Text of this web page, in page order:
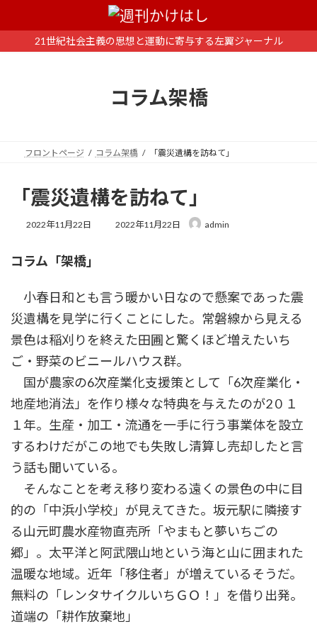
ン
ー
21世紀社会主義の思想と運動に寄与する左翼ジャーナル
コラム架橋
フロントページ コラム架橋 「震災遺構を訪ねて」
「震災遺構を訪ねて」
2022年11月22日
最
:
2022年11月22日 admin
コラム「架橋」
小春日和とも言う暖かい日なので懸案であった震
災遺構を見学に行くことにした。常磐線から見える
景色は稲刈りを終えた田圃と驚くほど増えたいち
ご・野菜のビニールハウス群。
国が農家の6次産業化支援策として「6次産業化・
地産地消法」を作り様々な特典を与えたのが2０１
１年。生産・加工・流通を一手に行う事業体を設立
するわけだがこの地でも失敗し清算し売却したと言
う話も聞いている。
そんなことを考え移り変わる遠くの景色の中に目
的の「中浜小学校」が見えてきた。坂元駅に隣接す
る山元町農水産物直売所「やまもと夢いちごの
郷」。太平洋と阿武隈山地という海と山に囲まれた
温暖な地域。近年「移住者」が増えているそうだ。
無料の「レンタサイクルいちＧＯ！」を借り出発。
道端の「耕作放棄地」